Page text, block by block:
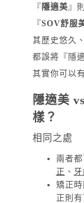
『 隱適美』
『SOV舒服
其歷史悠久
都誤將『隱
其實你可以
隱適美
樣？
相同之處
兩者
正 、
矯正
正則